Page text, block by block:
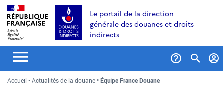
Aller
au
contenu
Aller
recherche
Aller
au
menu
Le portail de la direction
générale des douanes et droits
indirects
Accueil Actualités de la douane Équipe France Douane